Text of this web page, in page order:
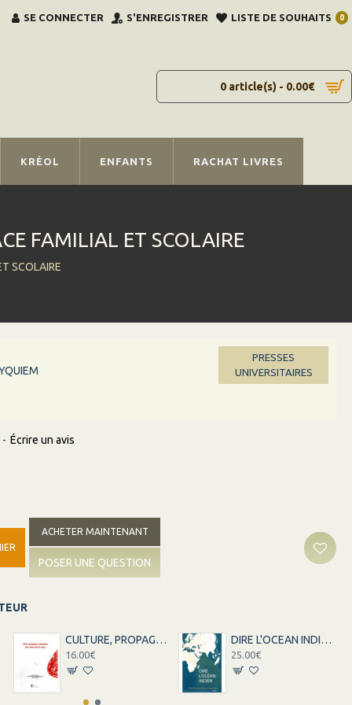
SE CONNECTER S'ENREGISTRER LISTE DE SOUHAITS 0
0 article(s) - 0.00€
KRÉOL ENFANTS RACHAT LIVRES
SCOLAIRE
FAMILIAL ET SCOLAIRE
PRESSES
UNIVERSITAIRES
- Écrire un avis
ACHETER MAINTENANT
POSER UNE QUESTION
CULTURE, PROPAGANDE ET MILITANTISME
16.00€
DIRE L'OCEAN INDIEN - VOLUME 1 ET 2
25.00€